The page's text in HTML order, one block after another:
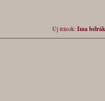
Új írások:Ima